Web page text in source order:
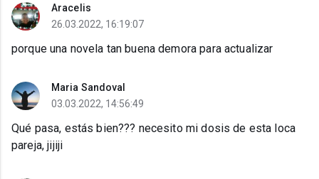
Aracelis
26.03.2022, 16:19:07
porque una novela tan buena demora para actualizar
Maria Sandoval
03.03.2022, 14:56:49
Qué pasa, estás bien??? necesito mi dosis de esta loca
pareja, jijiji